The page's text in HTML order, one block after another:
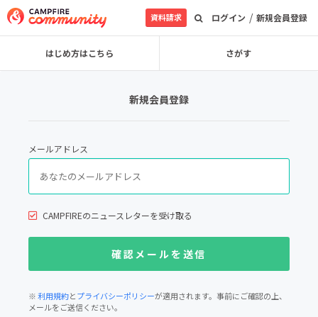
ログイン / 新規会員登録
資料請求
はじめ方はこちら さがす
新規会員登録
メールアドレス
CAMPFIREのニュースレターを受け取る
※利用規約とプライバシーポリシーが適用されます。事前にご確認の上、
メールをご送信ください。